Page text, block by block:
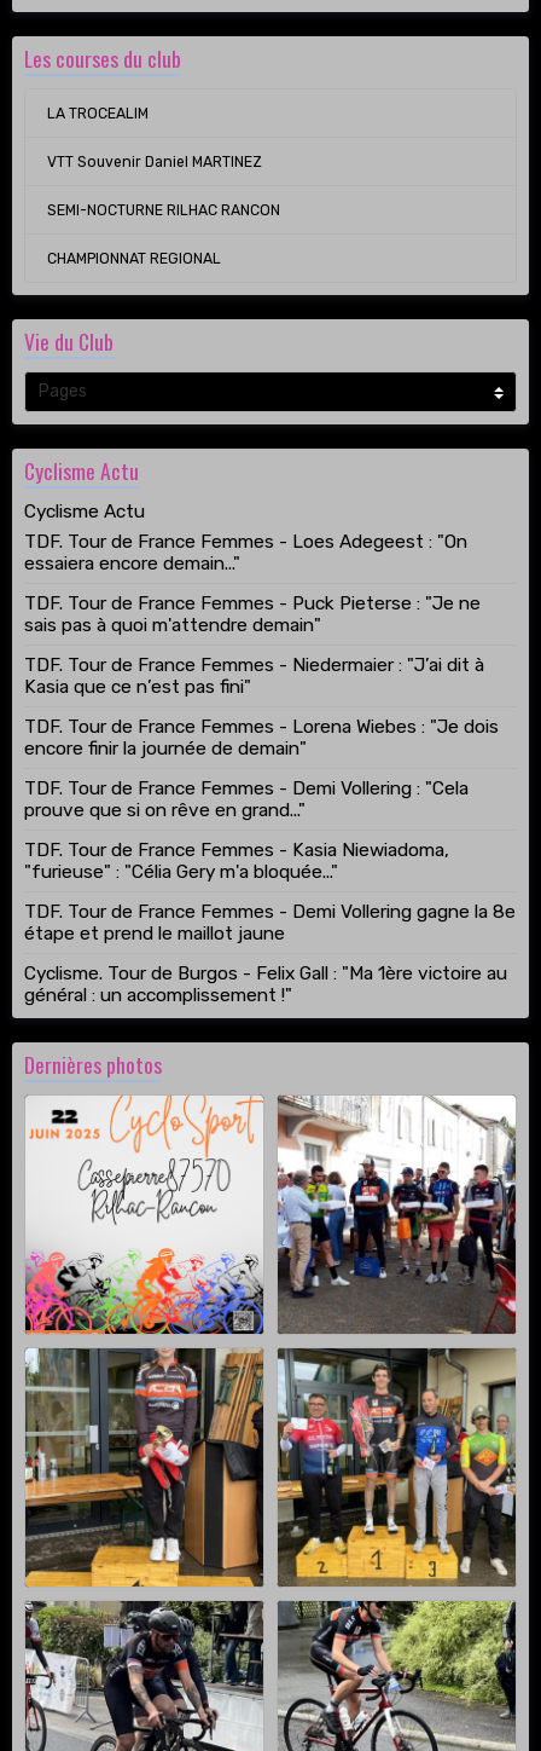
Les courses du club
LA TROCEALIM
VTT Souvenir Daniel MARTINEZ
SEMI-NOCTURNE RILHAC RANCON
CHAMPIONNAT REGIONAL
Vie du Club
Cyclisme Actu
Cyclisme Actu
TDF. Tour de France Femmes - Loes Adegeest : "On
essaiera encore demain..."
TDF. Tour de France Femmes - Puck Pieterse : "Je ne
sais pas à quoi m'attendre demain"
TDF. Tour de France Femmes - Niedermaier : "J’ai dit à
Kasia que ce n’est pas fini"
TDF. Tour de France Femmes - Lorena Wiebes : "Je dois
encore finir la journée de demain"
TDF. Tour de France Femmes - Demi Vollering : "Cela
prouve que si on rêve en grand..."
TDF. Tour de France Femmes - Kasia Niewiadoma,
"furieuse" : "Célia Gery m'a bloquée..."
TDF. Tour de France Femmes - Demi Vollering gagne la 8e
étape et prend le maillot jaune
Cyclisme. Tour de Burgos - Felix Gall : "Ma 1ère victoire au
général : un accomplissement !"
Dernières photos